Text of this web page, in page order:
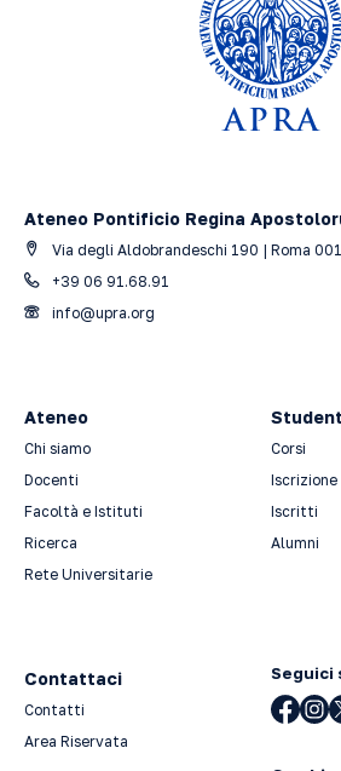
Ateneo Pontificio Regina
Via degli Aldobrandeschi 190 | Roma
+39 06 91.68.91
info@upra.org
Ateneo
Chi siamo
Docenti
Facoltà e Istituti
Ricerca
Rete Universitarie
Corsi
Iscrizione
Iscritti
Alumni
Contattaci
Contatti
Area Riservata
Seguici